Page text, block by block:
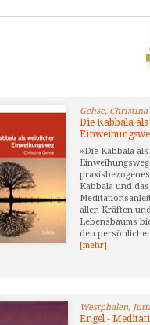
Gehse, Christina
Die Kabbala
»Die Kabbala
Kabbala und
allen Kräften
Lebensbaums
den
[mehr]
Westphalen,
Engel -